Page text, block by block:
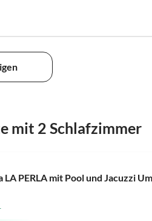
mit 2 Schlafzimmer
PERLA mit Pool und Jacuzzi